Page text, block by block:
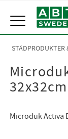
Meny
Microduk Activa